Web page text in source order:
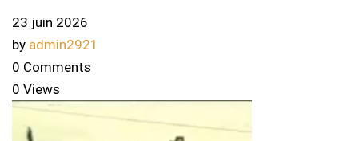
23 juin 2026
by admin2921
0 Comments
0 Views